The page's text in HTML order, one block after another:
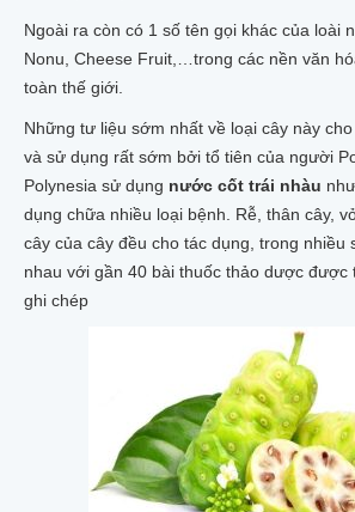
Ngoài ra còn có 1 số tên gọi khác của loài
Nonu, Cheese Fruit,…trong các nền văn
toàn thế giới.
Những tư liệu sớm nhất về loại cây này
và sử dụng rất sớm bởi tổ tiên của người
Polynesia sử dụng nước cốt trái nhàu
dụng chữa nhiều loại bệnh. Rễ, thân cây,
cây của cây đều cho tác dụng, trong nhiều
nhau với gần 40 bài thuốc thảo dược được
ghi chép